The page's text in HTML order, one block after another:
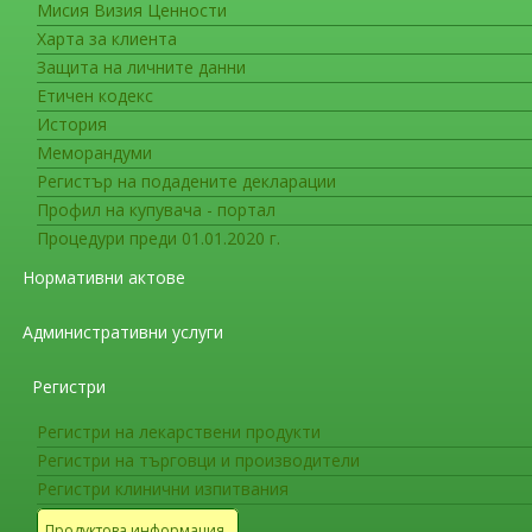
Мисия Визия Ценности
Харта за клиента
Защита на личните данни
Етичен кодекс
История
Меморандуми
Регистър на подадените декларации
Профил на купувача - портал
Процедури преди 01.01.2020 г.
Нормативни актове
Административни услуги
Регистри
Регистри на лекарствени продукти
Регистри на търговци и производители
Регистри клинични изпитвания
Европейският съюз (ЕС) въведе нов начин
стриктно от регулаторните органи. Те се
При лекарствата, които са обект на
специалисти, наричана кратка
надолу, както и кратко изречение,
Този лекарствен продукт подлежи на
есента на 2013 г. Няма да се поставя върху
Какво означава черният триъгълник?